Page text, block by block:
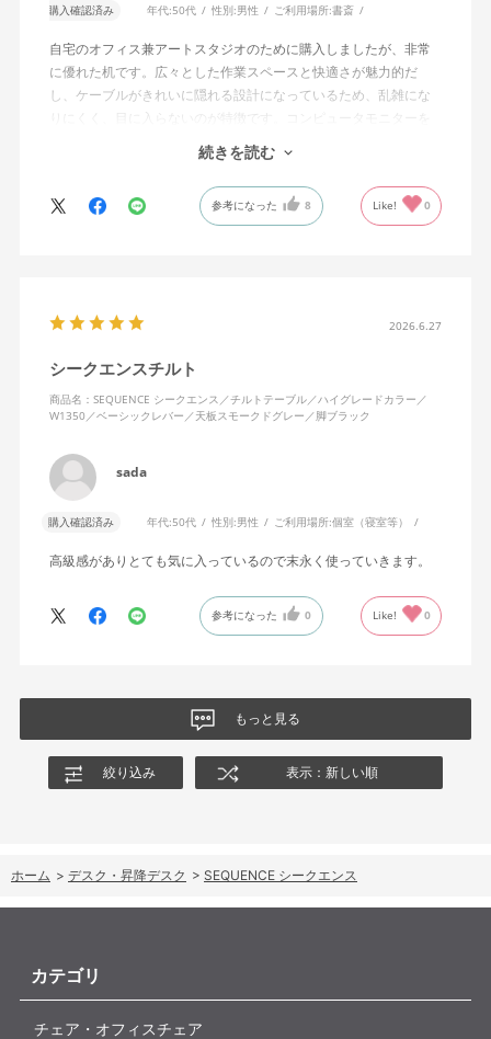
購入確認済み 年代:50代 性別:男性 ご利用場所:書斎
自宅のオフィス兼アートスタジオのために購入しましたが、非常
に優れた机です。広々とした作業スペースと快適さが魅力的だ
し、ケーブルがきれいに隠れる設計になっているため、乱雑にな
りにくく、目に入らないのが特徴です。コンピュータモニターを
置くスペースの高さも完璧で、長時間の作業でも疲れにくいで
昇降機能のおかげで、座っても立っても作業が可能で、その柔軟
続きを読む
参考になった 8 Like! 0
2026.6.27
シークエンスチルト
商品名：SEQUENCE シークエンス／チルトテーブル／ハイグレードカラー／
W1350／ベーシックレバー／天板スモークドグレー／脚ブラック
sada
購入確認済み 年代:50代 性別:男性 ご利用場所:個室（寝室等）
高級感がありとても気に入っているので末永く使っていきます。
参考になった 0 Like! 0
もっと見る
絞り込み 表示：新しい順
ホーム > デスク・昇降デスク > SEQUENCE シークエンス
カテゴリ
チェア・オフィスチェア